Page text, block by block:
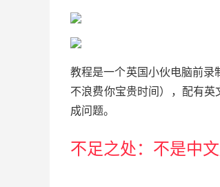
教程是一个英国小伙电脑前录
不浪费你宝贵时间），配有
成问题。
不足之处：不是中